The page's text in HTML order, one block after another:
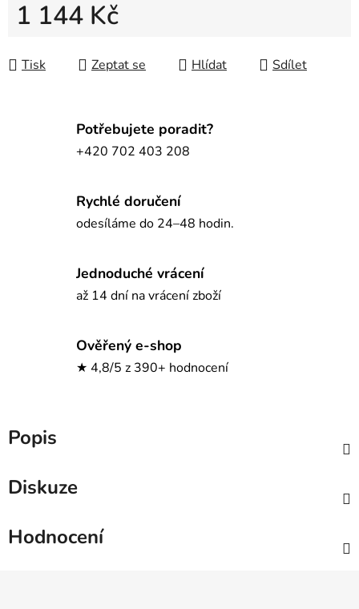
1 144 Kč
Tisk
Zeptat se Hlídat Sdílet
Potřebujete poradit?
+420 702 403 208
Rychlé doručení
odesíláme do 24–48 hodin.
Jednoduché vrácení
až 14 dní na vrácení zboží
Ověřený e-shop
★ 4,8/5 z 390+ hodnocení
Popis
Diskuze
Hodnocení